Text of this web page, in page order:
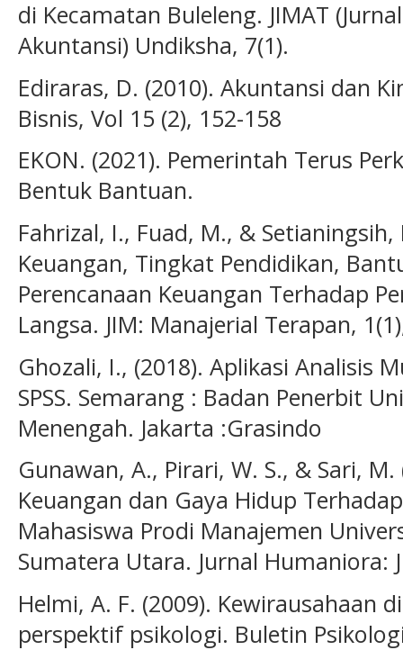
di Kecamatan Buleleng. JIMAT
Akuntansi) Undiksha, 7(1).
Ediraras, D. (2010). Akuntansi dan
Bisnis, Vol 15 (2), 152-158
EKON. (2021). Pemerintah Terus
Bentuk Bantuan.
Fahrizal, I., Fuad, M., &
Keuangan, Tingkat Pendidikan,
Perencanaan Keuangan Terhadap
Langsa. JIM: Manajerial Terapan,
Ghozali, I., (2018). Aplikasi Analisis
SPSS. Semarang : Badan Penerbit
Menengah. Jakarta :Grasindo
Gunawan, A., Pirari, W. S., & Sari,
Keuangan dan Gaya Hidup
Mahasiswa Prodi Manajemen
Sumatera Utara. Jurnal Humaniora:
Helmi, A. F. (2009). Kewirausahaan
perspektif psikologi. Buletin